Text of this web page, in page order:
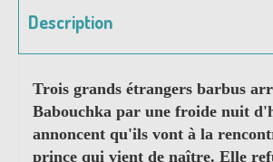
Description
Trois grands étrangers barbus
Babouchka par une froide nuit
annoncent qu'ils vont à la
prince qui vient de naître. Elle